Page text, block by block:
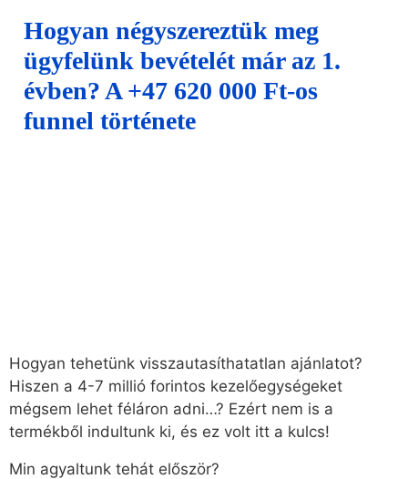
Hogyan négyszereztük meg
ügyfelünk bevételét már az 1.
évben? A +47 620 000 Ft-os
funnel története
Hogyan tehetünk visszautasíthatatlan ajánlatot?
Hiszen a 4-7 millió forintos kezelőegységeket
mégsem lehet féláron adni…? Ezért nem is a
termékből indultunk ki, és ez volt itt a kulcs!
Min agyaltunk tehát először?